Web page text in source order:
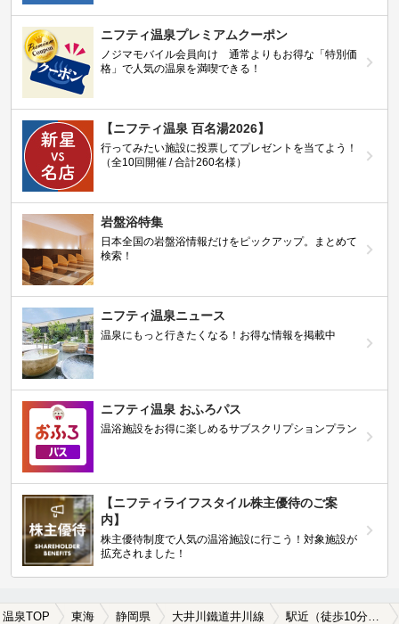
ニフティ温泉プレミアムクーポン
ノジマモバイル会員向け 通常よりもお得な「特別価
格」で人気の温泉を満喫できる！
【ニフティ温泉 百名湯2026】
行ってみたい施設に投票してプレゼントを当てよう！
（全10回開催 / 合計260名様）
岩盤浴特集
日本全国の岩盤浴情報だけをピックアップ。まとめて
検索！
ニフティ温泉ニュース
温泉にもっと行きたくなる！お得な情報を掲載中
ニフティ温泉 おふろパス
温浴施設をお得に楽しめるサブスクリプションプラン
【ニフティライフスタイル株主優待のご案
内】
株主優待制度で人気の温浴施設に行こう！対象施設が
拡充されました！
温泉TOP 東海 静岡県 大井川鐵道井川線